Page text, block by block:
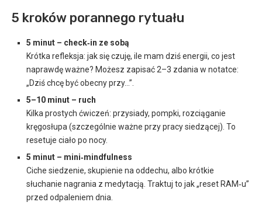
5 kroków porannego rytuału
5 minut – check‑in ze sobą
Krótka refleksja: jak się czuję, ile mam dziś energii, co jest
naprawdę ważne? Możesz zapisać 2–3 zdania w notatce:
„Dziś chcę być obecny przy…”.
5–10 minut – ruch
Kilka prostych ćwiczeń: przysiady, pompki, rozciąganie
kręgosłupa (szczególnie ważne przy pracy siedzącej). To
resetuje ciało po nocy.
5 minut – mini‑mindfulness
Ciche siedzenie, skupienie na oddechu, albo krótkie
słuchanie nagrania z medytacją. Traktuj to jak „reset RAM‑u”
przed odpaleniem dnia.